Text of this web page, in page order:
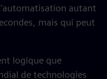
autant
mais qui peut
logique que
de technologies